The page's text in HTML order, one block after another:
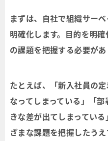
まずは、自社で組織サー
明確化します。目的を明
の課題を把握する必要があ
たとえば、「新入社員の
なってしまっている」「
きな差が出てしまってい
ざまな課題を把握したう